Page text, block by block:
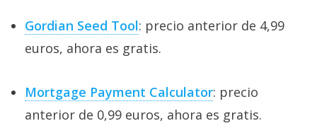
Gordian Seed Tool: precio anterior de 4,99
euros, ahora es gratis.
Mortgage Payment Calculator: precio
anterior de 0,99 euros, ahora es gratis.